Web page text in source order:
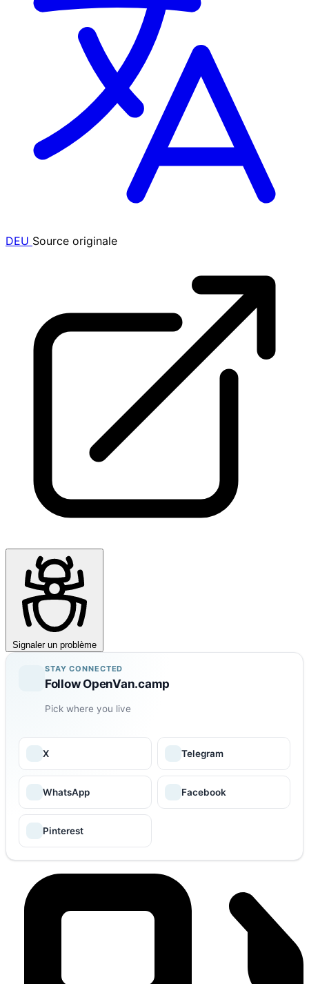
DEU Source originale
Signaler un problème
STAY CONNECTED
Follow OpenVan.camp
Pick where you live
X Telegram
WhatsApp Facebook
Pinterest